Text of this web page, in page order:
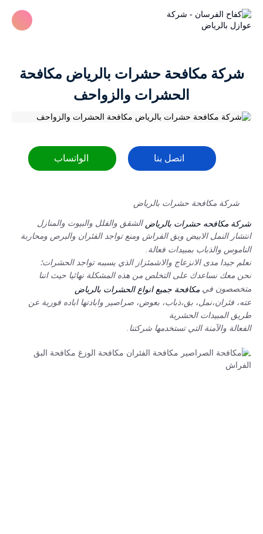
شركة مكافحة حشرات بالرياض مكافحة
الحشرات والزواحف
اتصل بنا الواتساب
شركة مكافحة حشرات بالرياض
شركة مكافحه حشرات بالرياض الشقق والفلل والبيوت والمنازل
انتشار النمل الابيض وبق الفراش ومنع تواجد الفئران والبرص ومحاربة
الناموس والذباب بمبيدات فعالة.
نعلم جيدا مدى الانزعاج والاشمئزاز الذي يسببه تواجد الحشرات؛
نحن معك نساعدك على التخلص من هذه المشكلة نهائيا حيث اننا
متخصصون في مكافحة جميع انواع الحشرات بالرياض
عته، فئران،نمل، بق،ذباب، بعوض، صراصير وابادتها اباده فورية عن
طريق المبيدات الحشرية
الفعالة والآمنة التي تستخدمها شركتنا.